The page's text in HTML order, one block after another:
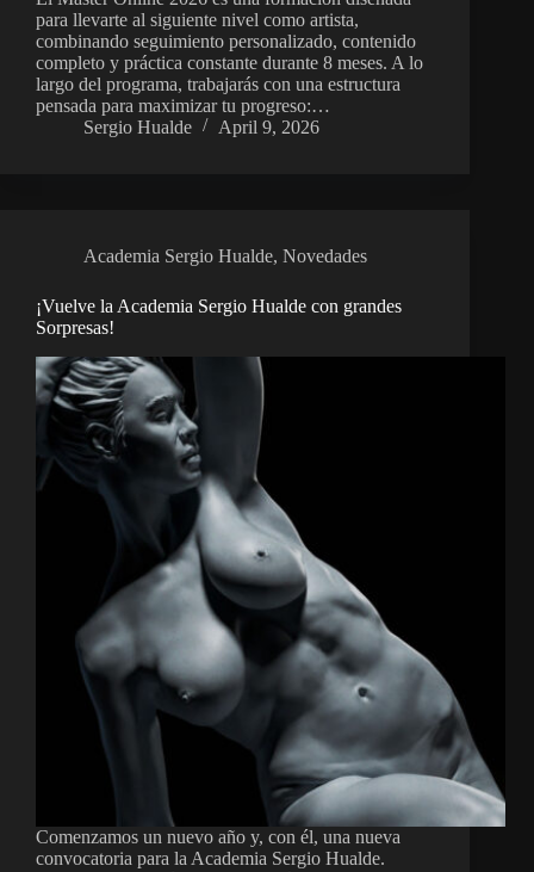
para llevarte al siguiente nivel como artista,
combinando seguimiento personalizado, contenido
completo y práctica constante durante 8 meses. A lo
largo del programa, trabajarás con una estructura
pensada para maximizar tu progreso:…
Sergio Hualde
April 9, 2026
Academia Sergio Hualde, Novedades
¡Vuelve la Academia Sergio Hualde con grandes
Sorpresas!
Comenzamos un nuevo año y, con él, una nueva
convocatoria para la Academia Sergio Hualde.